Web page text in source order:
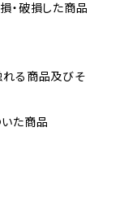
・破損した商品
れる商品及びそ
た商品